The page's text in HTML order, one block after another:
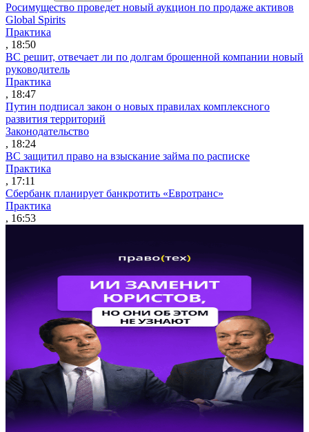
Росимущество проведет новый аукцион по продаже активов
Global Spirits
Практика
, 18:50
ВС решит, отвечает ли по долгам брошенной компании новый
руководитель
Практика
, 18:47
Путин подписал закон о новых правилах комплексного
развития территорий
Законодательство
, 18:24
ВС защитил право на взыскание займа по расписке
Практика
, 17:11
Сбербанк планирует банкротить «Евротранс»
Практика
, 16:53